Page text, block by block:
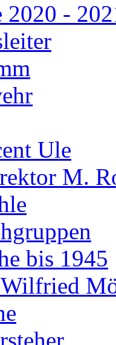
2020 -
Ule
M.
bis 1945